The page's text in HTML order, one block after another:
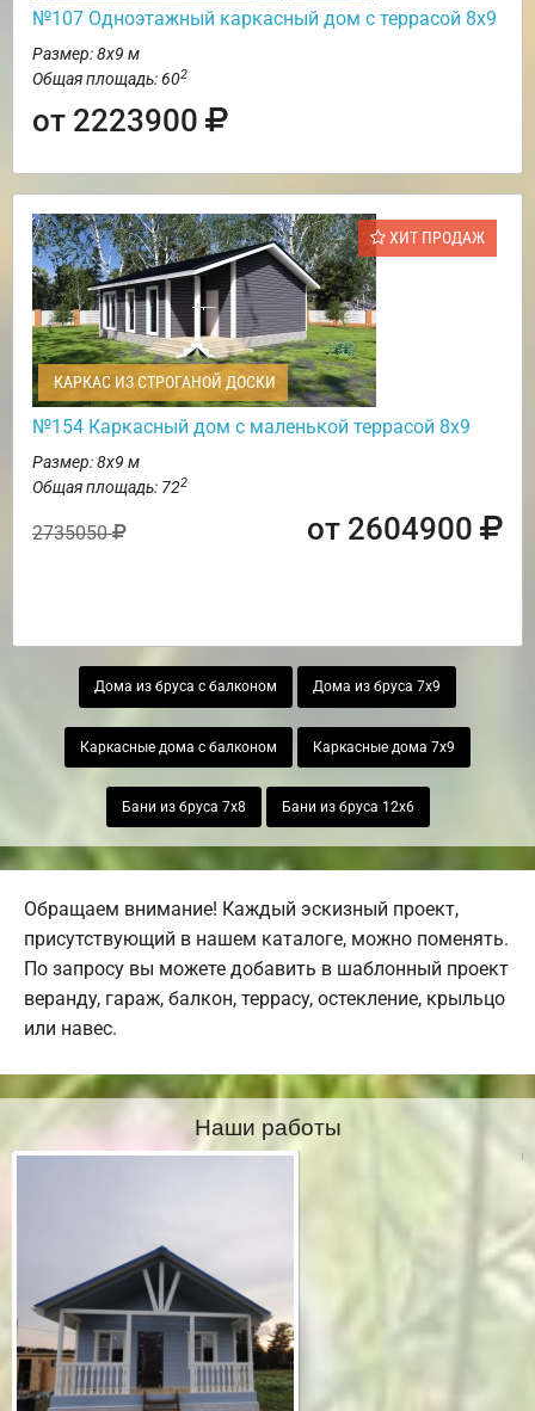
№107 Одноэтажный каркасный дом с террасой 8х9
Размер: 8х9 м
Общая площадь: 602
от 2223900
ХИТ ПРОДАЖ
КАРКАС ИЗ СТРОГАНОЙ ДОСКИ
№154 Каркасный дом с маленькой террасой 8х9
Размер: 8х9 м
Общая площадь: 722
2735050 от 2604900
Дома из бруса с балконом Дома из бруса 7х9
Каркасные дома с балконом Каркасные дома 7х9
Бани из бруса 7х8 Бани из бруса 12х6
Обращаем внимание! Каждый эскизный проект,
присутствующий в нашем каталоге, можно поменять.
По запросу вы можете добавить в шаблонный проект
веранду, гараж, балкон, террасу, остекление, крыльцо
или навес.
Наши работы